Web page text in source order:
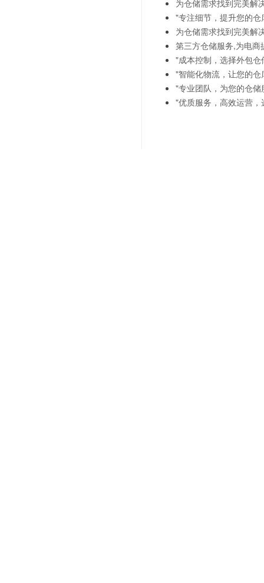
为仓储需求找到完美解
"专注细节，提升您的仓
为仓储需求找到完美解
第三方仓储服务,为电
"成本控制，选择外包
"智能化物流，让您的
"专业团队，为您的仓
"优质服务，高效运营